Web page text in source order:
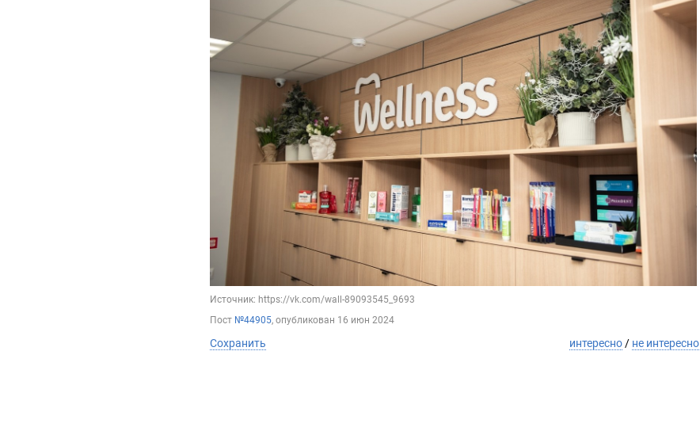
Источник: https://vk.com/wall-89093545_9693
Пост №44905, опубликован 16 июн 2024
Сохранить интересно/ не интересно